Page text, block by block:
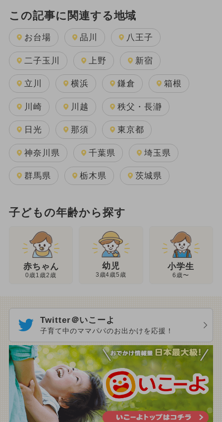
この記事に関連する地域
お台場 品川 八王子
二子玉川 上野 新宿
立川 横浜 鎌倉 箱根
川崎 川越 秩父・長瀞
日光 那須 東京都
神奈川県 千葉県 埼玉県
群馬県 栃木県 茨城県
子どもの年齢から探す
赤ちゃん
0歳1歳2歳
幼児
3歳4歳5歳
小学生
6歳〜
Twitter＠いこーよ
子育て中のママパパのお出かけを応援！